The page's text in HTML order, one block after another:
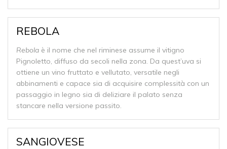
REBOLA
Rebola è il nome che nel riminese assume il vitigno
Pignoletto, diffuso da secoli nella zona. Da quest’uva si
ottiene un vino fruttato e vellutato, versatile negli
abbinamenti e capace sia di acquisire complessità con un
passaggio in legno sia di deliziare il palato senza
stancare nella versione passito.
SANGIOVESE